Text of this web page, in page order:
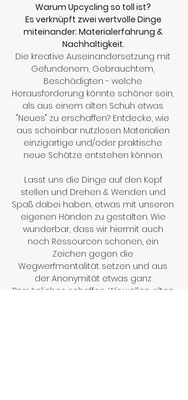
Warum Upcycling so toll ist?
Es verknüpft zwei wertvolle Dinge
miteinander: Materialerfahrung &
Nachhaltigkeit.
Die kreative Auseinandersetzung mit
Gefundenem, Gebrauchtem,
Beschädigten - welche
Herausforderung könnte schöner sein,
als aus einem alten Schuh etwas
"Neues" zu erschaffen? Entdecke, wie
aus scheinbar nutzlosen Materialien
einzigartige und/oder praktische
neue Schätze entstehen können.
Lasst uns die Dinge auf den Kopf
stellen und Drehen & Wenden und
Spaß dabei haben, etwas mit unseren
eigenen Händen zu gestalten. Wie
wunderbar, dass wir hiermit auch
noch Ressourcen schonen, ein
Zeichen gegen die
Wegwerfmentalität setzen und aus
der Anonymität etwas ganz
Persönliches schaffen. Wir wollen alten